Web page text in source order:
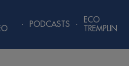
PODCASTS
ECO
TREMPLIN